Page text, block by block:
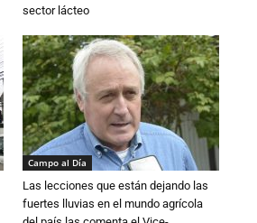
sector lácteo
Campo al Día
Las lecciones que están dejando las
fuertes lluvias en el mundo agrícola